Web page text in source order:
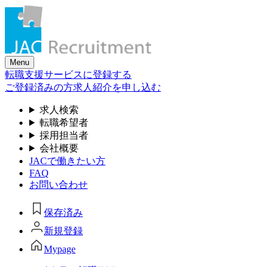
Skip
content
Menu
転職支援サービスに登録する
ご登録済みの方求人紹介を申し込む
求人検索
転職希望者
採用担当者
会社概要
JACで働きたい方
FAQ
お問い合わせ
保存済み
新規登録
Mypage